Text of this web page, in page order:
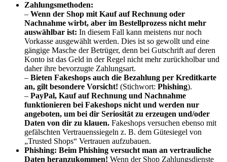
Zahlungsmethoden:
– Wenn der Shop mit Kauf auf Rechnung oder
Nachnahme wirbt, aber im Bestellprozess nicht mehr
auswählbar ist: In diesem Fall kann meistens nur noch
Vorkasse ausgewählt werden. Dies ist so gewollt und eine
gängige Masche der Betrüger, denn bei Gutschrift auf deren
Konto ist das Geld in der Regel nicht mehr zurückholbar und
daher ihre bevorzugte Zahlungsart.
– Bieten Fakeshops auch die Bezahlung per Kreditkarte
an, gilt besondere Vorsicht! (Stichwort: Phishing).
– PayPal, Kauf auf Rechnung und Nachnahme
funktionieren bei Fakeshops nicht und werden nur
angeboten, um bei dir Seriosität zu erzeugen und/oder
Daten von dir zu klauen. Fakeshops versuchen ebenso mit
gefälschten Vertrauenssiegeln z. B. dem Gütesiegel von
„Trusted Shops“ Vertrauen aufzubauen.
Phishing: Beim Phishing versucht man an vertrauliche
Daten heranzukommen! Wenn der Shop Zahlungsdienste